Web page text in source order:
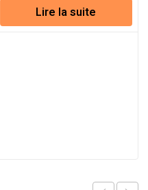
Lire la suite